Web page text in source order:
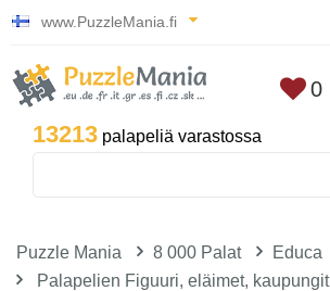
www.PuzzleMania.fi
13213 palapeliä varastossa
0
Puzzle Mania 8 000 Palat
Educa
Palapelien Figuuri, eläimet, kaupungit